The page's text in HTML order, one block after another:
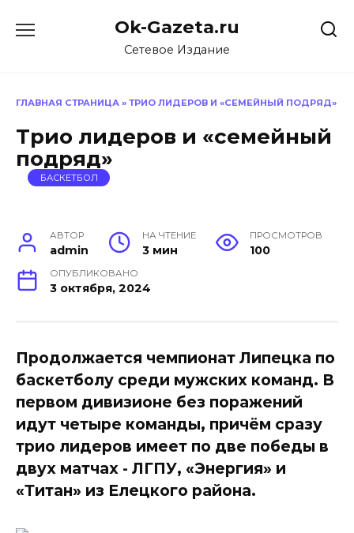
Ok-Gazeta.ru
Сетевое Издание
ГЛАВНАЯ СТРАНИЦА » ТРИО ЛИДЕРОВ И «СЕМЕЙНЫЙ ПОДРЯД»
Трио лидеров и «семейный
подряд»
БАСКЕТБОЛ
АВТОР
admin
НА ЧТЕНИЕ
3 мин
ПРОСМОТРОВ
100
ОПУБЛИКОВАНО
3 октября, 2024
Продолжается чемпионат Липецка по
баскетболу среди мужских команд. В
первом дивизионе без поражений
идут четыре команды, причём сразу
трио лидеров имеет по две победы в
двух матчах - ЛГПУ, «Энергия» и
«Титан» из Елецкого района.